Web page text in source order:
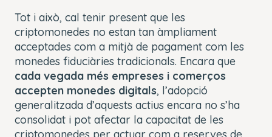
Tot i això, cal tenir present que les
criptomonedes no estan tan àmpliament
acceptades com a mitjà de pagament com les
monedes fiduciàries tradicionals. Encara que
cada vegada més empreses i comerços
accepten monedes digitals, l’adopció
generalitzada d’aquests actius encara no s’ha
consolidat i pot afectar la capacitat de les